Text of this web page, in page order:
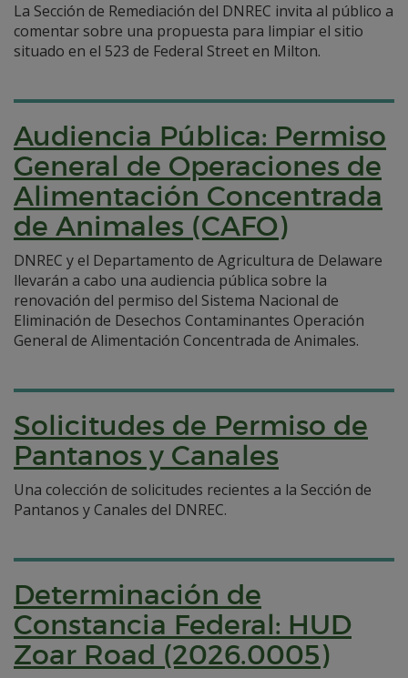
La Sección de Remediación del DNREC invita al público a
comentar sobre una propuesta para limpiar el sitio
situado en el 523 de Federal Street en Milton.
Audiencia Pública: Permiso
General de Operaciones de
Alimentación Concentrada
de Animales (CAFO)
DNREC y el Departamento de Agricultura de Delaware
llevarán a cabo una audiencia pública sobre la
renovación del permiso del Sistema Nacional de
Eliminación de Desechos Contaminantes Operación
General de Alimentación Concentrada de Animales.
Solicitudes de Permiso de
Pantanos y Canales
Una colección de solicitudes recientes a la Sección de
Pantanos y Canales del DNREC.
Determinación de
Constancia Federal: HUD
Zoar Road (2026.0005)